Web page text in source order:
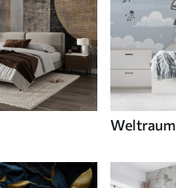
Weltraum